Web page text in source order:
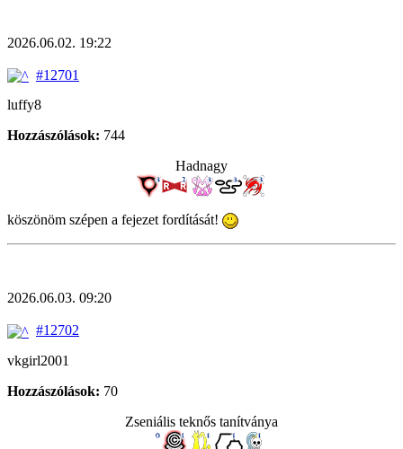
2026.06.02. 19:22
#12701
luffy8
Hozzászólások: 744
Hadnagy
köszönöm szépen a fejezet fordítását!
2026.06.03. 09:20
#12702
vkgirl2001
Hozzászólások: 70
Zseniális teknős tanítványa